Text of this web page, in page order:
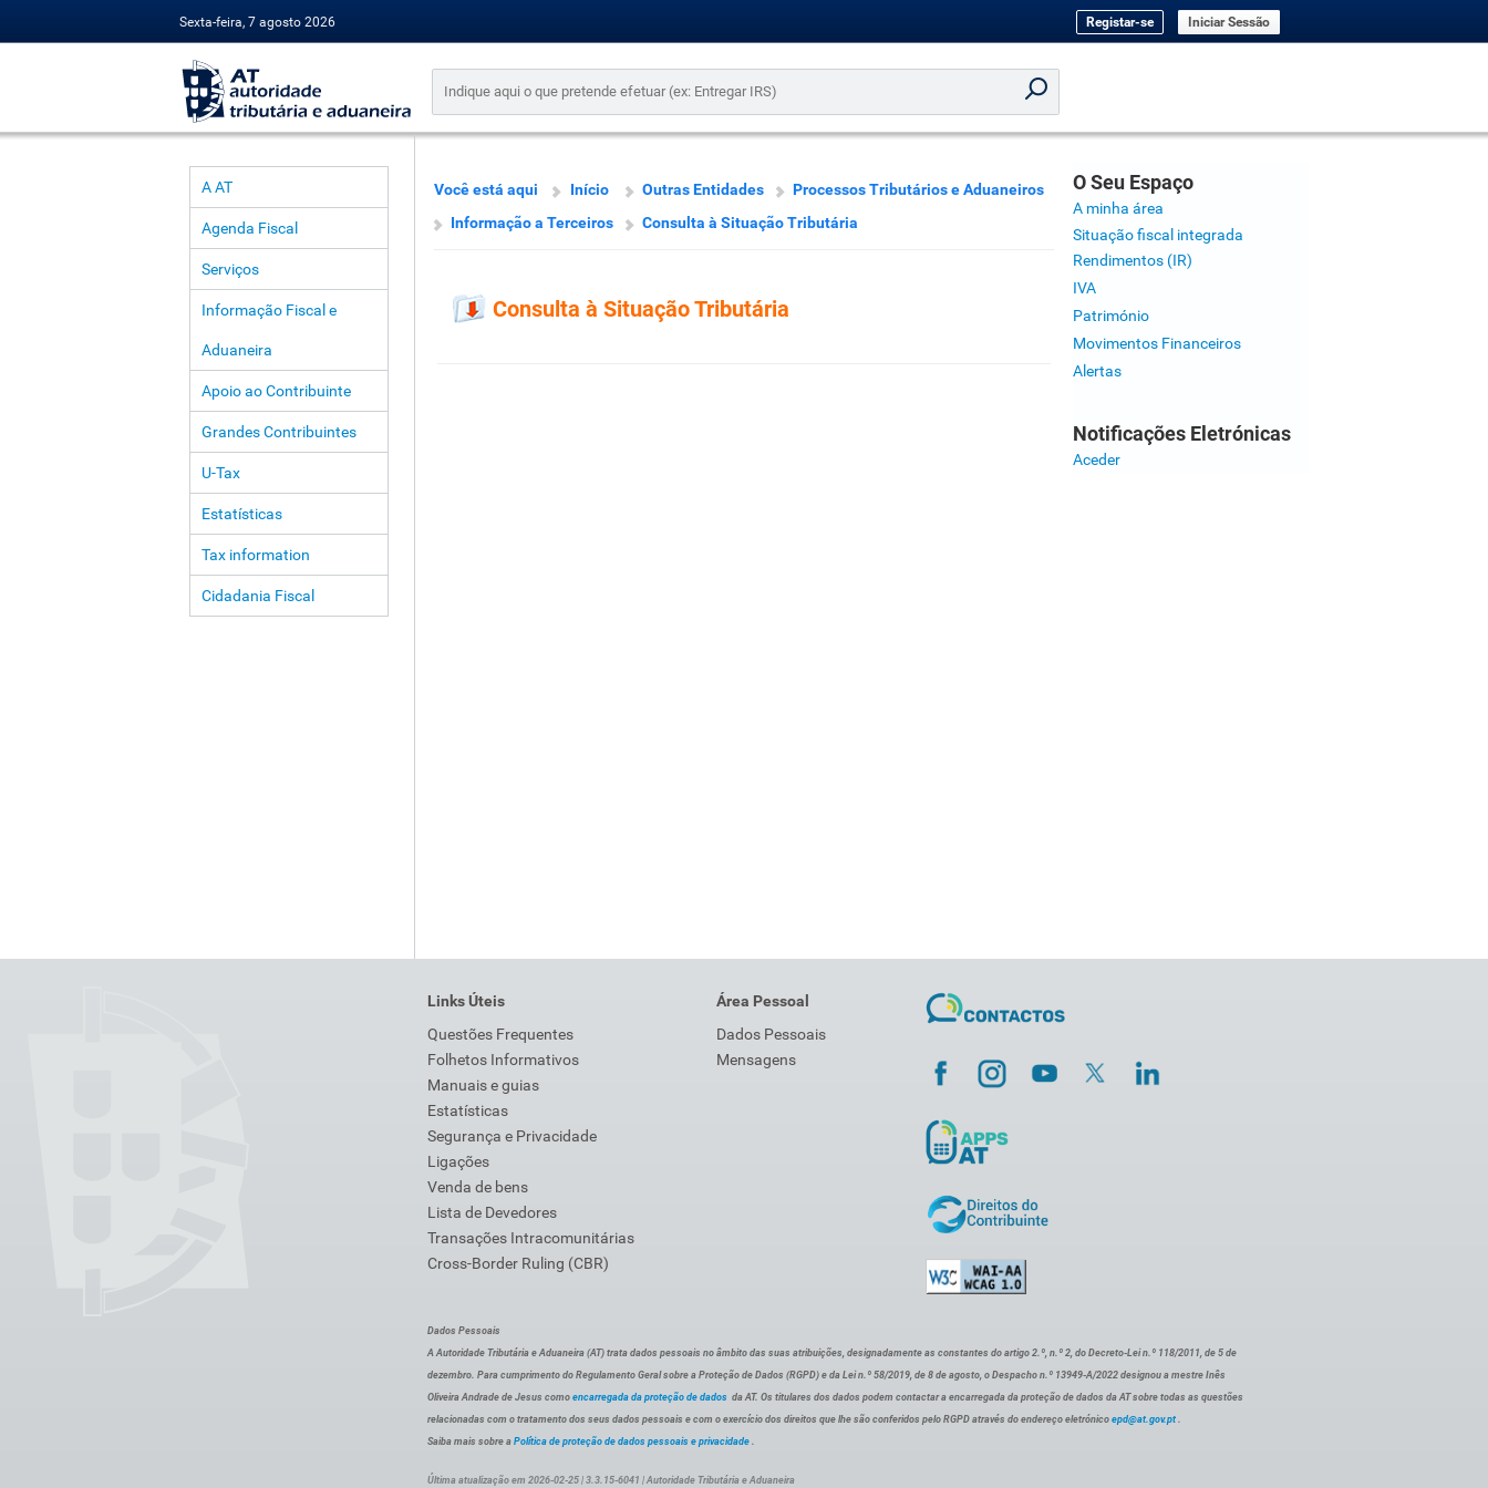
Sexta-feira, 7 agosto 2026 Registar-se Iniciar Sessão
A AT
Agenda Fiscal
Serviços
Informação Fiscal e
Aduaneira
Apoio ao Contribuinte
Grandes Contribuintes
U-Tax
Estatísticas
Tax information
Cidadania Fiscal
Você está aqui Início Outras Entidades
Processos Tributários e Aduaneiros
Informação a Terceiros
Consulta à Situação Tributária
Consulta à Situação Tributária
O Seu Espaço
A minha área
Situação fiscal integrada
Rendimentos (IR)
IVA
Património
Movimentos Financeiros
Alertas
Notificações Eletrónicas
Aceder
Links Úteis
Questões Frequentes
Folhetos Informativos
Manuais e guias
Estatísticas
Segurança e Privacidade
Ligações
Venda de bens
Lista de Devedores
Transações Intracomunitárias
Cross-Border Ruling (CBR)
Área Pessoal
Dados Pessoais
Mensagens
Dados Pessoais
A Autoridade Tributária e Aduaneira (AT) trata dados pessoais no âmbito das suas atribuições, designadamente as constantes do artigo 2.º, n.º 2, do Decreto-Lei n.º 118/2011, de 5 de
dezembro. Para cumprimento do Regulamento Geral sobre a Proteção de Dados (RGPD) e da Lei n.º 58/2019, de 8 de agosto, o Despacho n.º 13949-A/2022 designou a mestre Inês
Oliveira Andrade de Jesus como encarregada da proteção de dados da AT. Os titulares dos dados podem contactar a encarregada da proteção de dados da AT sobre todas as questões
relacionadas com o tratamento dos seus dados pessoais e com o exercício dos direitos que lhe são conferidos pelo RGPD através do endereço eletrónico epd@at.gov.pt .
Saiba mais sobre a Política de proteção de dados pessoais e privacidade .
Última atualização em 2026-02-25 | 3.3.15-6041 | Autoridade Tributária e Aduaneira